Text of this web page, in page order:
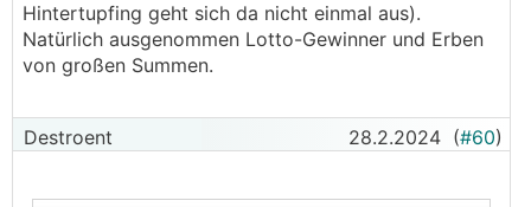
Hintertupfing geht sich da nicht einmal aus).
Natürlich ausgenommen Lotto-Gewinner und Erben
von großen Summen.
Destroent 28.2.2024 (#60)